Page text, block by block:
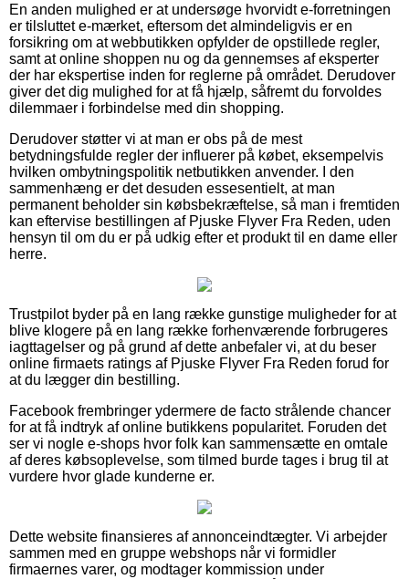
En anden mulighed er at undersøge hvorvidt e-forretningen
er tilsluttet e-mærket, eftersom det almindeligvis er en
forsikring om at webbutikken opfylder de opstillede regler,
samt at online shoppen nu og da gennemses af eksperter
der har ekspertise inden for reglerne på området. Derudover
giver det dig mulighed for at få hjælp, såfremt du forvoldes
dilemmaer i forbindelse med din shopping.
Derudover støtter vi at man er obs på de mest
betydningsfulde regler der influerer på købet, eksempelvis
hvilken ombytningspolitik netbutikken anvender. I den
sammenhæng er det desuden essesentielt, at man
permanent beholder sin købsbekræftelse, så man i fremtiden
kan eftervise bestillingen af Pjuske Flyver Fra Reden, uden
hensyn til om du er på udkig efter et produkt til en dame eller
herre.
Trustpilot byder på en lang række gunstige muligheder for at
blive klogere på en lang række forhenværende forbrugeres
iagttagelser og på grund af dette anbefaler vi, at du beser
online firmaets ratings af Pjuske Flyver Fra Reden forud for
at du lægger din bestilling.
Facebook frembringer ydermere de facto strålende chancer
for at få indtryk af online butikkens popularitet. Foruden det
ser vi nogle e-shops hvor folk kan sammensætte en omtale
af deres købsoplevelse, som tilmed burde tages i brug til at
vurdere hvor glade kunderne er.
Dette website finansieres af annonceindtægter. Vi arbejder
sammen med en gruppe webshops når vi formidler
firmaernes varer, og modtager kommission under